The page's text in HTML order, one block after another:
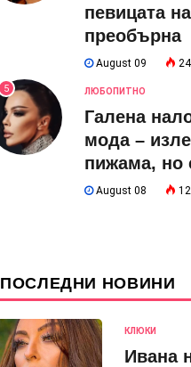
певицата
преобърна
August 09
5 ЛЮБОПИТНО
Галена
мода –
пижама, но
August 08
ПОСЛЕДНИ НОВИНИ
КЛЮКИ
Ивана